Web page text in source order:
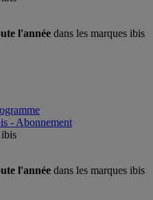
l'année dans les marques ibis
- Abonnement
l'année dans les marques ibis